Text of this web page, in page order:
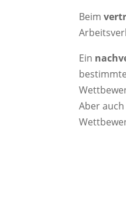
Beim
Ein
Aber